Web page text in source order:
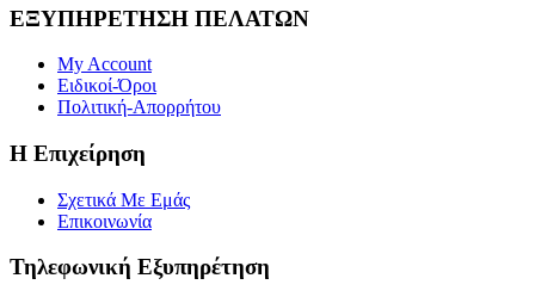
ΕΞΥΠΗΡΕΤΗΣΗ ΠΕΛΑΤΩΝ
My Account
Ειδικοί-Όροι
Πολιτική-Απορρήτου
Η Επιχείρηση
Σχετικά Με Εμάς
Επικοινωνία
Τηλεφωνική Εξυπηρέτηση